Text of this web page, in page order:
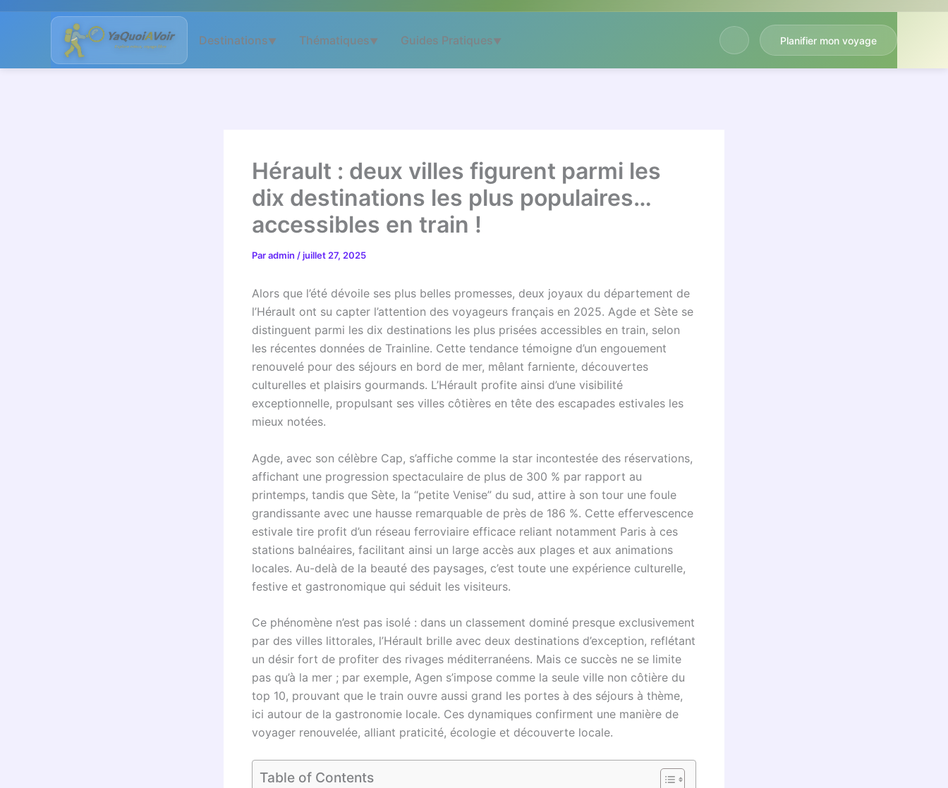
Aller
Destinations▼ Thématiques▼ Guides Pratiques ▼ Planifier mon voyage
Hérault : deux villes figurent parmi les
dix destinations les plus populaires…
accessibles en train !
Paradmin /juillet 27, 2025
Alors que l’été dévoile ses plus belles promesses, deux joyaux du département de
l’Hérault ont su capter l’attention des voyageurs français en 2025. Agde et Sète se
distinguent parmi les dix destinations les plus prisées accessibles en train, selon
les récentes données de Trainline. Cette tendance témoigne d’un engouement
renouvelé pour des séjours en bord de mer, mêlant farniente, découvertes
culturelles et plaisirs gourmands. L’Hérault profite ainsi d’une visibilité
exceptionnelle, propulsant ses villes côtières en tête des escapades estivales les
mieux notées.
Agde, avec son célèbre Cap, s’affiche comme la star incontestée des réservations,
affichant une progression spectaculaire de plus de 300 % par rapport au
printemps, tandis que Sète, la “petite Venise” du sud, attire à son tour une foule
grandissante avec une hausse remarquable de près de 186 %. Cette effervescence
estivale tire profit d’un réseau ferroviaire efficace reliant notamment Paris à ces
stations balnéaires, facilitant ainsi un large accès aux plages et aux animations
locales. Au-delà de la beauté des paysages, c’est toute une expérience culturelle,
festive et gastronomique qui séduit les visiteurs.
Ce phénomène n’est pas isolé : dans un classement dominé presque exclusivement
par des villes littorales, l’Hérault brille avec deux destinations d’exception, reflétant
un désir fort de profiter des rivages méditerranéens. Mais ce succès ne se limite
pas qu’à la mer ; par exemple, Agen s’impose comme la seule ville non côtière du
top 10, prouvant que le train ouvre aussi grand les portes à des séjours à thème,
ici autour de la gastronomie locale. Ces dynamiques confirment une manière de
voyager renouvelée, alliant praticité, écologie et découverte locale.
Table of Contents